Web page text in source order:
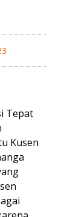
Tepat
Kusen